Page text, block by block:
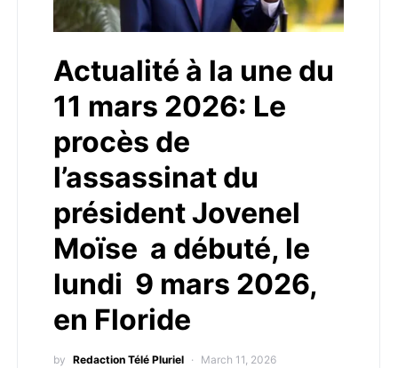
Actualité à la une du
11 mars 2026: Le
procès de
l’assassinat du
président Jovenel
Moïse a débuté, le
lundi 9 mars 2026,
en Floride
by Redaction Télé Pluriel March 11, 2026